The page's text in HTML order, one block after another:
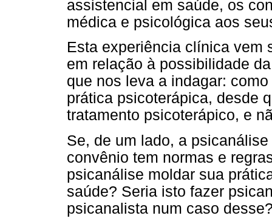
assistencial em saúde, os
médica e psicológica aos
Esta experiência clínica vem
em relação à possibilidade
que nos leva a indagar:
prática psicoterápica, desde
tratamento psicoterápico, e
Se, de um lado, a
convênio tem normas e
psicanálise moldar sua
saúde? Seria isto fazer
psicanalista num caso